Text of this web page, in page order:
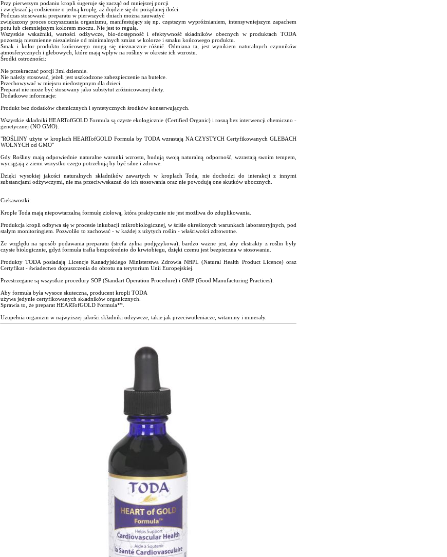
Przy pierwszym podaniu kropli sugeruje się zacząć od mniejszej porcji
i zwiększać ją codziennie o jedną kroplę, aż dojdzie się do pożądanej ilości.
Podczas stosowania preparatu w pierwszych dniach można zauważyć
zwiększony proces oczyszczania organizmu, manifestujący się np. częstszym wypróżnianiem, intensywniejszym zapachem
potu lub ciemniejszym kolorem moczu. Nie jest to regułą.
Wszystkie wskaźniki, wartości odżywcze, bio-dostępność i efektywność składników obecnych w produktach TODA
pozostają niezmienne niezależnie od minimalnych zmian w kolorze i smaku końcowego produktu.
Smak i kolor produktu końcowego mogą się nieznacznie różnić. Odmiana ta, jest wynikiem naturalnych czynników
atmosferycznych i glebowych, które mają wpływ na rośliny w okresie ich wzrostu.
Środki ostrożności:
Nie przekraczać porcji 3ml dziennie.
Nie należy stosować, jeżeli jest uszkodzone zabezpieczenie na butelce.
Przechowywać w miejscu niedostępnym dla dzieci.
Preparat nie może być stosowany jako substytut zróżnicowanej diety.
Dodatkowe informacje:
Produkt bez dodatków chemicznych i syntetycznych środków konserwujących.
Wszystkie składniki HEARTofGOLD Formula są czyste ekologicznie (Certified Organic) i rosną bez interwencji chemiczno -
genetycznej (NO GMO).
"ROŚLINY użyte w kroplach HEARTofGOLD Formula by TODA wzrastają NA CZYSTYCH Certyfikowanych GLEBACH
WOLNYCH od GMO"
Gdy Rośliny mają odpowiednie naturalne warunki wzrostu, budują swoją naturalną odporność, wzrastają swoim tempem,
wyciągają z ziemi wszystko czego potrzebują by być silne i zdrowe.
Dzięki wysokiej jakości naturalnych składników zawartych w kroplach Toda, nie dochodzi do interakcji z innymi
substancjami odżywczymi, nie ma przeciwwskazań do ich stosowania oraz nie powodują one skutków ubocznych.
Ciekawostki:
Krople Toda mają niepowtarzalną formułę ziołową, która praktycznie nie jest możliwa do zduplikowania.
Produkcja kropli odbywa się w procesie inkubacji mikrobiologicznej, w ściśle określonych warunkach laboratoryjnych, pod
stałym monitoringiem. Pozwoliło to zachować - w każdej z użytych roślin - właściwości zdrowotne.
Ze względu na sposób podawania preparatu (strefa żylna podjęzykowa), bardzo ważne jest, aby ekstrakty z roślin były
czyste biologicznie, gdyż formuła trafia bezpośrednio do krwiobiegu, dzięki czemu jest bezpieczna w stosowaniu.
Produkty TODA posiadają Licencje Kanadyjskiego Ministerstwa Zdrowia NHPL (Natural Health Product Licence) oraz
Certyfikat - świadectwo dopuszczenia do obrotu na terytorium Unii Europejskiej.
Przestrzegane są wszystkie procedury SOP (Standart Operation Procedure) i GMP (Good Manufacturing Practices).
Aby formuła była wysoce skuteczna, producent kropli TODA
używa jedynie certyfikowanych składników organicznych.
Sprawia to, że preparat HEARTofGOLD Formula™.
Uzupełnia organizm w najwyższej jakości składniki odżywcze, takie jak przeciwutleniacze, witaminy i minerały.